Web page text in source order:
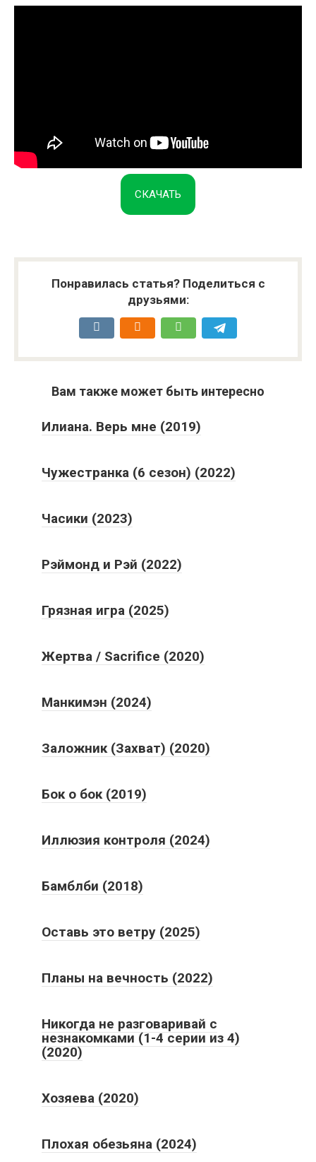
СКАЧАТЬ
Понравилась статья? Поделиться с
друзьями:
Вам также может быть интересно
Илиана. Верь мне (2019)
Чужестранка (6 сезон) (2022)
Часики (2023)
Рэймонд и Рэй (2022)
Грязная игра (2025)
Жертва / Sacrifice (2020)
Манкимэн (2024)
Заложник (Захват) (2020)
Бок о бок (2019)
Иллюзия контроля (2024)
Бамблби (2018)
Оставь это ветру (2025)
Планы на вечность (2022)
Никогда не разговаривай с
незнакомками (1-4 серии из 4)
(2020)
Хозяева (2020)
Плохая обезьяна (2024)